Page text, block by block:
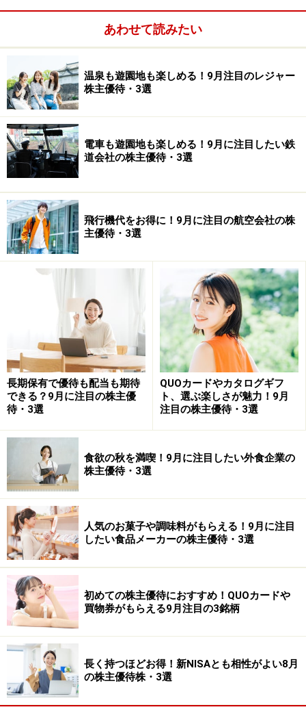
時価総額 127億円
■株主優待
権利確定日：5月末
優待がもらえる株数：100株以上
100株以上 (1)自社グループ利用優待券（住宅購入時お
よびリフォーム時請負金額割引）1％割引または(2)500円
相当のオリジナルクオカード
1,000株以上(1)自社グループ利用優待券（住宅購入時お
よびリフォーム時請負金額割引）2％割引または(2)500円
相当のオリジナルクオカード
10,000株以上(1)自社グループ利用優待券（住宅購入時お
よびリフォーム時請負金額割引）3％割引または(2)500円
相当のオリジナルクオカード
モバイルクリエイト <3669> (東証1部)
モバイルクリエイト WEB
モバイルクリエイト <3669>は、大分市に本社があるシ
ステム会社です。携帯通信のインフラを活用した移動体
通信網及びGPSを活用した移動体管理システムを提供す
る移動体通信事業者です。携帯通信網を利用したIP無線
あわせて読みたい
温泉も遊園地も楽しめる！9月注目のレジャー
株主優待・3選
電車も遊園地も楽しめる！9月に注目したい鉄
道会社の株主優待・3選
飛行機代をお得に！9月に注目の航空会社の株
主優待・3選
長期保有で優待も配当も期待
できる？9月に注目の株主優
待・3選
QUOカードやカタログギフ
ト、選ぶ楽しさが魅力！9月
注目の株主優待・3選
食欲の秋を満喫！9月に注目したい外食企業の
株主優待・3選
人気のお菓子や調味料がもらえる！9月に注目
したい食品メーカーの株主優待・3選
初めての株主優待におすすめ！QUOカードや
買物券がもらえる9月注目の3銘柄
長く持つほどお得！新NISAとも相性がよい8月
の株主優待株・3選